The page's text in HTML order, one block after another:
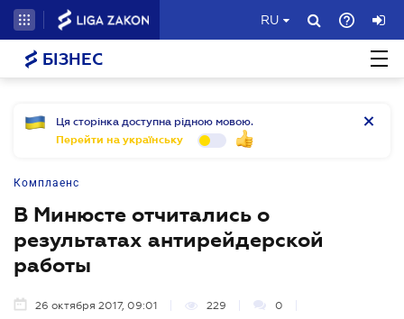
RU
БІЗНЕС
Ця сторінка доступна рідною мовою.
Перейти на українську
Комплаенс
В Минюсте отчитались о
результатах антирейдерской
работы
26 октября 2017, 09:01 229 0